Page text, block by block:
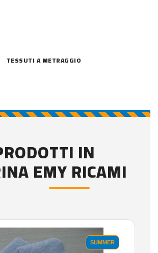
TESSUTI A METRAGGIO
IN
EMY RICAMI
SUMMER